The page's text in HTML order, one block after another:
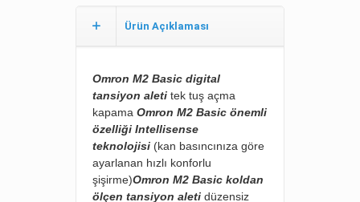
Ürün Açıklaması
Omron M2 Basic digital
tansiyon aleti tek tuş açma
kapama Omron M2 Basic önemli
özelliği Intellisense
teknolojisi (kan basıncınıza göre
ayarlanan hızlı konforlu
şişirme)Omron M2 Basic koldan
ölçen tansiyon aleti düzensiz